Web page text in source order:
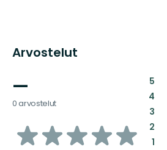
Arvostelut
—
0 arvostelut
/5
5:
4:
3:
2:
1: